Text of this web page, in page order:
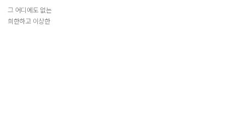
그 어디에도 없는
희한하고 이상한